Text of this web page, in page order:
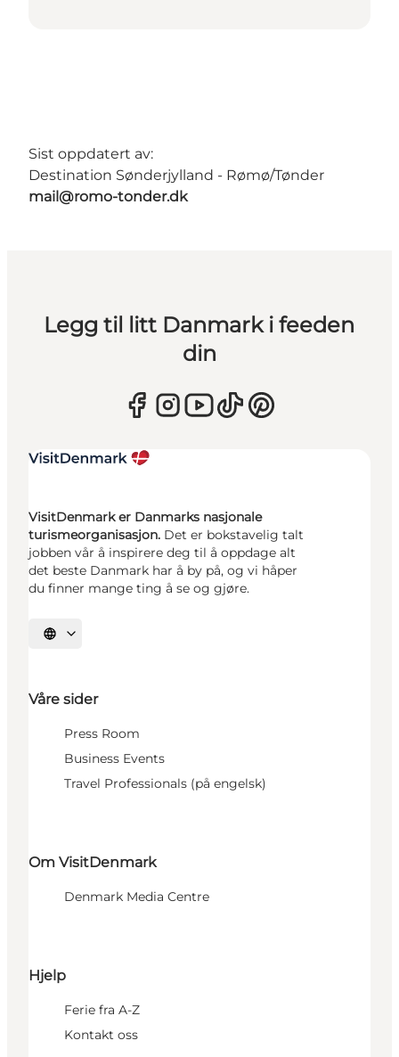
Sist oppdatert av:
Destination Sønderjylland - Rømø/Tønder
mail@romo-tonder.dk
Legg til litt Danmark i feeden
din
VisitDenmark er Danmarks nasjonale
turismeorganisasjon. Det er bokstavelig talt
jobben vår å inspirere deg til å oppdage alt
det beste Danmark har å by på, og vi håper
du finner mange ting å se og gjøre.
Velg språk
Våre sider
Press Room
Business Events
Travel Professionals (på engelsk)
Om VisitDenmark
Denmark Media Centre
Hjelp
Ferie fra A-Z
Kontakt oss